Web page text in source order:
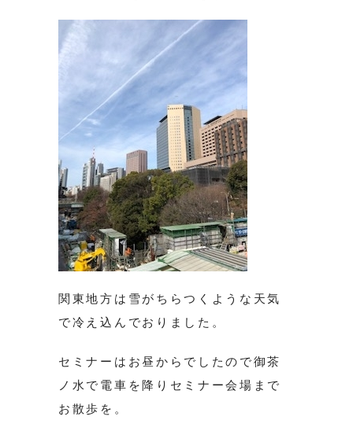
関東地方は雪がちらつくような天気
で冷え込んでおりました。
セミナーはお昼からでしたので御茶
ノ水で電車を降りセミナー会場まで
お散歩を。